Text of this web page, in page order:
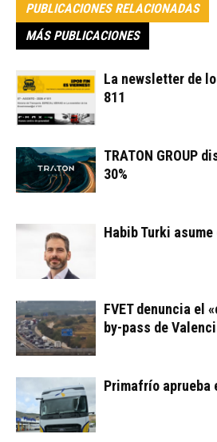
PUBLICACIONES RELACIONADAS
MÁS PUBLICACIONES
La newsletter de
811
TRATON GROUP
30%
Habib Turki
FVET denuncia el
by-pass de
Primafrío aprueba